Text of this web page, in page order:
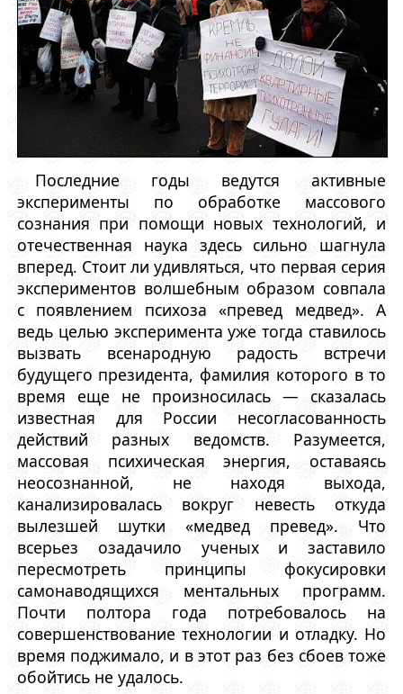
Последние годы ведутся активные
эксперименты по обработке массового
сознания при помощи новых технологий, и
отечественная наука здесь сильно шагнула
вперед. Стоит ли удивляться, что первая серия
экспериментов волшебным образом совпала
с появлением психоза «превед медвед». А
ведь целью эксперимента уже тогда ставилось
вызвать всенародную радость встречи
будущего президента, фамилия которого в то
время еще не произносилась — сказалась
известная для России несогласованность
действий разных ведомств. Разумеется,
массовая психическая энергия, оставаясь
неосознанной, не находя выхода,
канализировалась вокруг невесть откуда
вылезшей шутки «медвед превед». Что
всерьез озадачило ученых и заставило
пересмотреть принципы фокусировки
самонаводящихся ментальных программ.
Почти полтора года потребовалось на
совершенствование технологии и отладку. Но
время поджимало, и в этот раз без сбоев тоже
обойтись не удалось.